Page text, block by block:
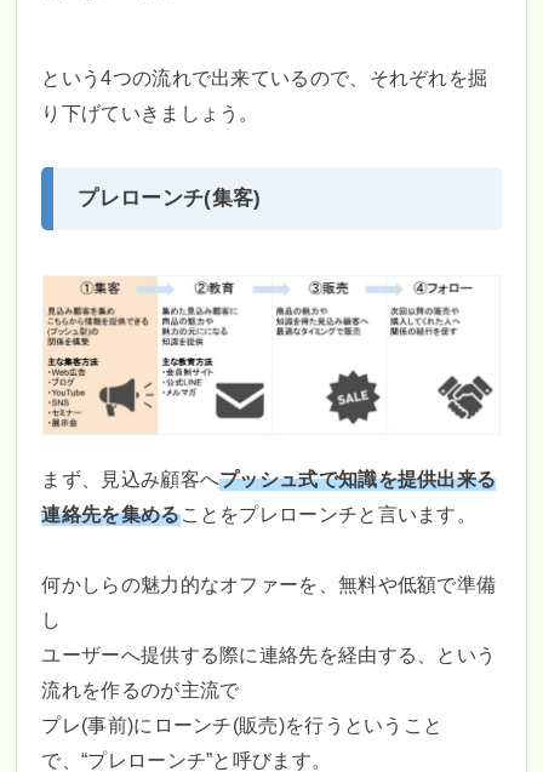
という4つの流れで出来ているので、それぞれを掘
り下げていきましょう。
プレローンチ(集客)
まず、見込み顧客へプッシュ式で知識を提供出来る
連絡先を集めることをプレローンチと言います。
何かしらの魅力的なオファーを、無料や低額で準備
し
ユーザーへ提供する際に連絡先を経由する、という
流れを作るのが主流で
プレ(事前)にローンチ(販売)を行うということ
で、“プレローンチ”と呼びます。